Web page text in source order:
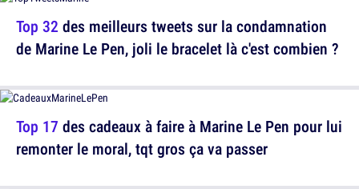
Top 32 des meilleurs tweets sur la condamnation
de Marine Le Pen, joli le bracelet là c'est combien ?
Top 17 des cadeaux à faire à Marine Le Pen pour lui
remonter le moral, tqt gros ça va passer